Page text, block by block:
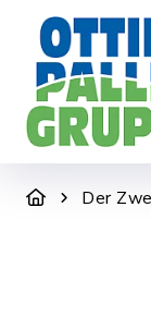
DER
Der